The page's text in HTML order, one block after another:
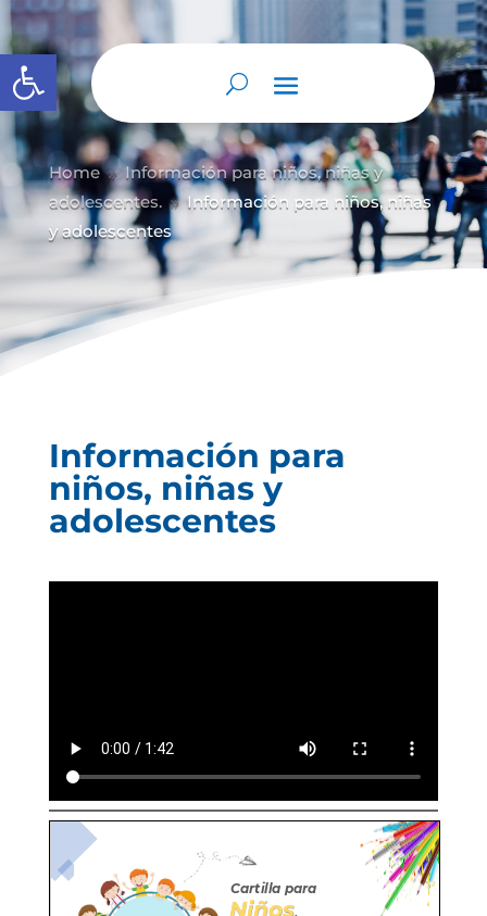
Abrir barra de herramientas
Home 9 Información para niños, niñas y
adolescentes. 9 Información para niños, niñas
y adolescentes
Información para
niños, niñas y
adolescentes